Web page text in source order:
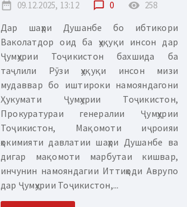
date_range 09.12.2025, 13:12 chat_bubble_outline 0 remove_red_eye 258
Дар шаҳри Душанбе бо ибтикори
Ваколатдор оид ба ҳуқуқи инсон дар
Ҷумҳурии Тоҷикистон бахшида ба
таҷлили Рӯзи ҳуқуқи инсон мизи
мудаввар бо иштироки намояндагони
Ҳукумати Ҷумҳурии Тоҷикистон,
Прокуратураи генералии Ҷумҳурии
Тоҷикистон, Мақомоти иҷроияи
ҳокимияти давлатии шаҳри Душанбе ва
дигар мақомоти марбутаи кишвар,
инчунин намояндагии Иттиҳоди Аврупо
дар Ҷумҳурии Тоҷикистон,...